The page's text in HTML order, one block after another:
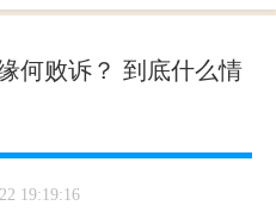
何败诉？ 到底什么情
19:19:16